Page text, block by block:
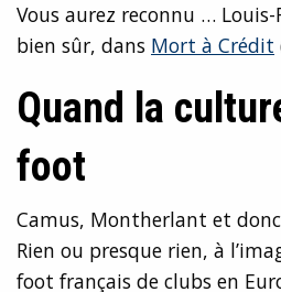
Vous aurez reconnu …
bien sûr, dans Mort à Crédit
Quand la
foot
Camus, Montherlant et
Rien ou presque rien, à
foot français de clubs en